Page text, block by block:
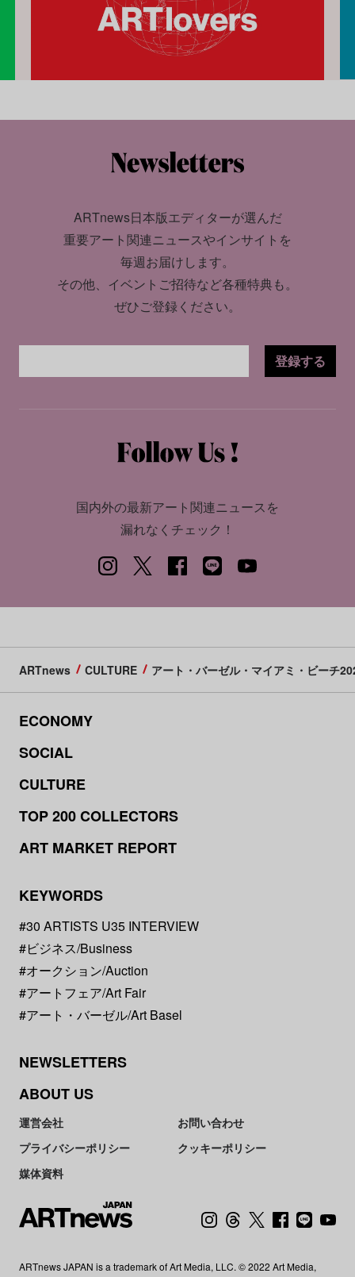
ARTnews日本版エディターが選んだ
重要アート関連ニュースやインサイトを
毎週お届けします。
その他、イベントご招待など各種特典も。
ぜひご登録ください。
登録する
国内外の最新アート関連ニュースを
漏れなくチェック！
ARTnews CULTURE アート・バーゼル・マイアミ・ビーチ
ECONOMY
SOCIAL
CULTURE
TOP 200 COLLECTORS
ART MARKET REPORT
KEYWORDS
#30 ARTISTS U35 INTERVIEW
#ビジネス/Business
#オークション/Auction
#アートフェア/Art Fair
#アート・バーゼル/Art Basel
NEWSLETTERS
ABOUT US
運営会社
お問い合わせ
プライバシーポリシー
クッキーポリシー
媒体資料
ARTnews JAPAN is a trademark of Art Media, LLC. © 2022 Art Media,